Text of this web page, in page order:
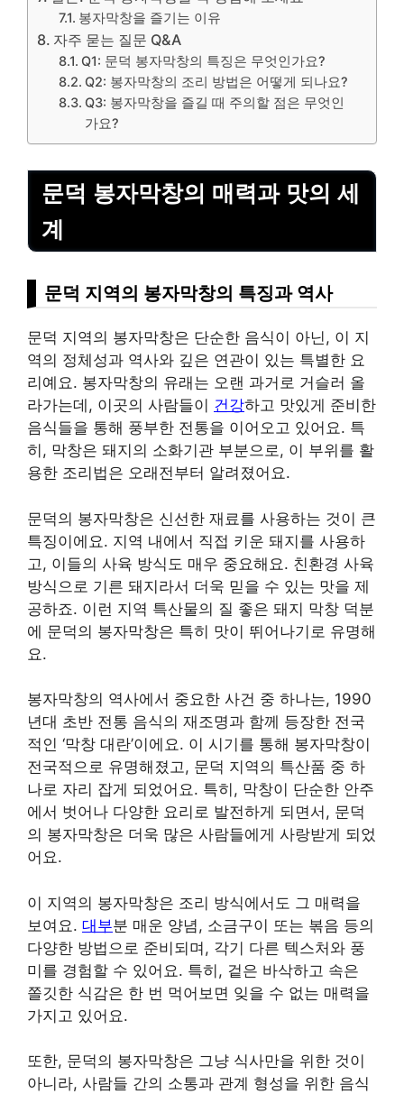
봉자막창을 즐기는 이유
자주 묻는 질문 Q&A
Q1: 문덕 봉자막창의 특징은 무엇인가요?
Q2: 봉자막창의 조리 방법은 어떻게 되나요?
Q3: 봉자막창을 즐길 때 주의할 점은 무엇인
가요?
문덕 봉자막창의 매력과 맛의 세
계
문덕 지역의 봉자막창의 특징과 역사
문덕 지역의 봉자막창은 단순한 음식이 아닌, 이 지
역의 정체성과 역사와 깊은 연관이 있는 특별한 요
리예요. 봉자막창의 유래는 오랜 과거로 거슬러 올
라가는데, 이곳의 사람들이 건강하고 맛있게 준비한
음식들을 통해 풍부한 전통을 이어오고 있어요. 특
히, 막창은 돼지의 소화기관 부분으로, 이 부위를 활
용한 조리법은 오래전부터 알려졌어요.
문덕의 봉자막창은 신선한 재료를 사용하는 것이 큰
특징이에요. 지역 내에서 직접 키운 돼지를 사용하
고, 이들의 사육 방식도 매우 중요해요. 친환경 사육
방식으로 기른 돼지라서 더욱 믿을 수 있는 맛을 제
공하죠. 이런 지역 특산물의 질 좋은 돼지 막창 덕분
에 문덕의 봉자막창은 특히 맛이 뛰어나기로 유명해
요.
봉자막창의 역사에서 중요한 사건 중 하나는, 1990
년대 초반 전통 음식의 재조명과 함께 등장한 전국
적인 ‘막창 대란’이에요. 이 시기를 통해 봉자막창이
전국적으로 유명해졌고, 문덕 지역의 특산품 중 하
나로 자리 잡게 되었어요. 특히, 막창이 단순한 안주
에서 벗어나 다양한 요리로 발전하게 되면서, 문덕
의 봉자막창은 더욱 많은 사람들에게 사랑받게 되었
어요.
이 지역의 봉자막창은 조리 방식에서도 그 매력을
보여요. 대부분 매운 양념, 소금구이 또는 볶음 등의
다양한 방법으로 준비되며, 각기 다른 텍스처와 풍
미를 경험할 수 있어요. 특히, 겉은 바삭하고 속은
쫄깃한 식감은 한 번 먹어보면 잊을 수 없는 매력을
가지고 있어요.
또한, 문덕의 봉자막창은 그냥 식사만을 위한 것이
아니라, 사람들 간의 소통과 관계 형성을 위한 음식